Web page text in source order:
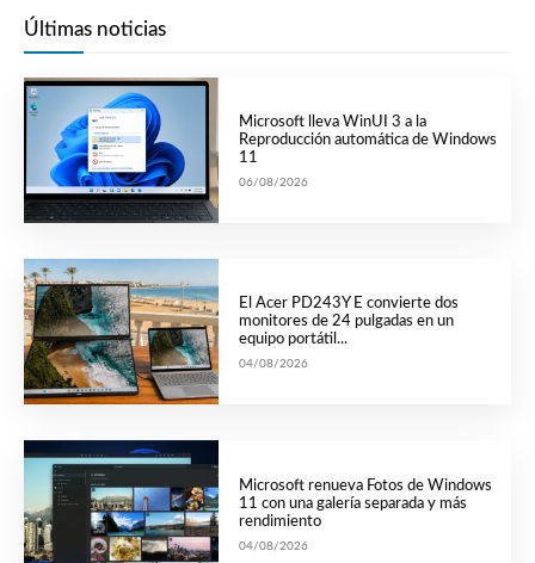
Últimas noticias
Microsoft lleva WinUI 3 a la
Reproducción automática de Windows
11
06/08/2026
El Acer PD243Y E convierte dos
monitores de 24 pulgadas en un
equipo portátil...
04/08/2026
Microsoft renueva Fotos de Windows
11 con una galería separada y más
rendimiento
04/08/2026